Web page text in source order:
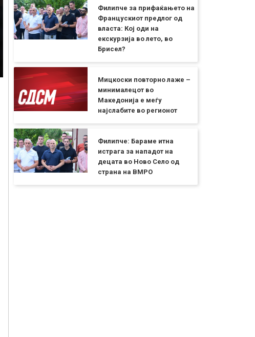
Филипче за прифаќањето на
Францускиот предлог од
власта: Кој оди на
екскурзија во лето, во
Брисел?
Мицкоски повторно лаже –
минималецот во
Македонија е меѓу
најслабите во регионот
Филипче: Бараме итна
истрага за нападот на
децата во Ново Село од
страна на ВМРО